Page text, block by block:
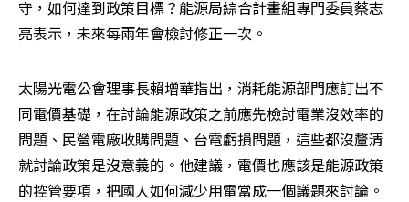
守，如何達到政策目標？能源局綜合計畫組專門委員蔡志
亮表示，未來每兩年會檢討修正一次。
太陽光電公會理事長賴增華指出，消耗能源部門應訂出不
同電價基礎，在討論能源政策之前應先檢討電業沒效率的
問題、民營電廠收購問題、台電虧損問題，這些都沒釐清
就討論政策是沒意義的。他建議，電價也應該是能源政策
的控管要項，把國人如何減少用電當成一個議題來討論。